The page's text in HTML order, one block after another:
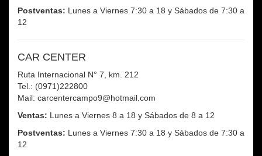
Postventas: Lunes a Viernes 7:30 a 18 y Sábados de 7:30 a
12
CAR CENTER
Ruta Internacional N° 7, km. 212
Tel.: (0971)222800
Mail: carcentercampo9@hotmail.com
Ventas: Lunes a Viernes 8 a 18 y Sábados de 8 a 12
Postventas: Lunes a Viernes 7:30 a 18 y Sábados de 7:30 a
12